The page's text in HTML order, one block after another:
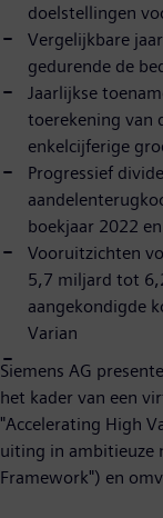
doelstellingen
Vergelijkbare
gedurende de
Jaarlijkse
toerekening van
enkelcijferige
Progressief
boekjaar 2022
Vooruitzichten
5,7 miljard tot
aangekondigde
Varian
Siemens AG
het kader van een
"Accelerating High
uiting in ambitieuze
Framework") en